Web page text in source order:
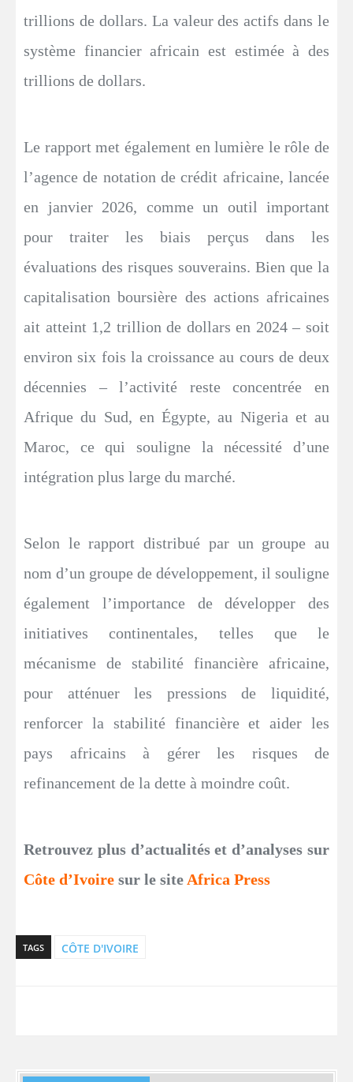
trillions de dollars. La valeur des actifs dans le
système financier africain est estimée à des
trillions de dollars.
Le rapport met également en lumière le rôle de
l’agence de notation de crédit africaine, lancée
en janvier 2026, comme un outil important
pour traiter les biais perçus dans les
évaluations des risques souverains. Bien que la
capitalisation boursière des actions africaines
ait atteint 1,2 trillion de dollars en 2024 – soit
environ six fois la croissance au cours de deux
décennies – l’activité reste concentrée en
Afrique du Sud, en Égypte, au Nigeria et au
Maroc, ce qui souligne la nécessité d’une
intégration plus large du marché.
Selon le rapport distribué par un groupe au
nom d’un groupe de développement, il souligne
également l’importance de développer des
initiatives continentales, telles que le
mécanisme de stabilité financière africaine,
pour atténuer les pressions de liquidité,
renforcer la stabilité financière et aider les
pays africains à gérer les risques de
refinancement de la dette à moindre coût.
Retrouvez plus d’actualités et d’analyses sur
Côte d’Ivoire sur le site Africa Press
TAGS CÔTE D'IVOIRE